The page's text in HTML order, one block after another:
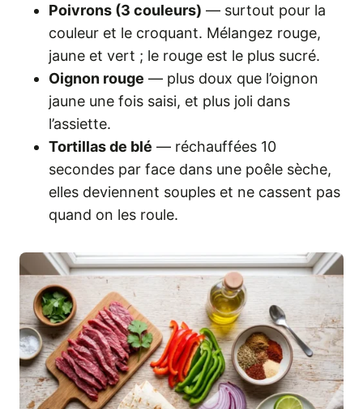
Poivrons (3 couleurs) — surtout pour la
couleur et le croquant. Mélangez rouge,
jaune et vert ; le rouge est le plus sucré.
Oignon rouge — plus doux que l’oignon
jaune une fois saisi, et plus joli dans
l’assiette.
Tortillas de blé — réchauffées 10
secondes par face dans une poêle sèche,
elles deviennent souples et ne cassent pas
quand on les roule.